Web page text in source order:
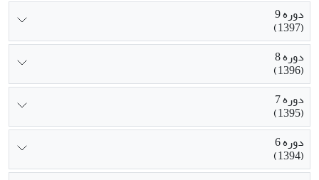
دوره 9
(1397)
دوره 8
(1396)
دوره 7
(1395)
دوره 6
(1394)